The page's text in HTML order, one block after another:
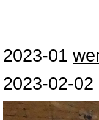
2023-01
2023-02-02